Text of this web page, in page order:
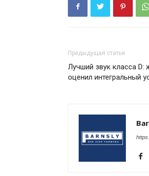
Предыдущая статья
Лучший звук класса D:
оценил интегральный